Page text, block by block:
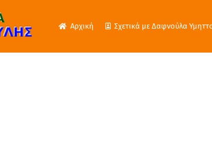
Αρχική Σχετικά με Δαφνούλα